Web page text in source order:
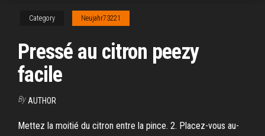
Category Neujahr73221
Pressé au citron peezy
facile
By AUTHOR
Mettez la moitié du citron entre la pince. 2. Placez-vous au-